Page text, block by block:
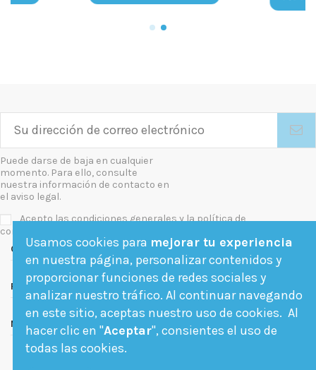
Puede darse de baja en cualquier
momento. Para ello, consulte
nuestra información de contacto en
el aviso legal.
Acepto las condiciones generales y la política de
confidencialidad
Contact us
Follow us
Newsletter
Usamos cookies para mejorar tu experiencia
en nuestra página, personalizar contenidos y
proporcionar funciones de redes sociales y
analizar nuestro tráfico. Al continuar navegando
en este sitio, aceptas nuestro uso de cookies. Al
hacer clic en "Aceptar", consientes el uso de
todas las cookies.